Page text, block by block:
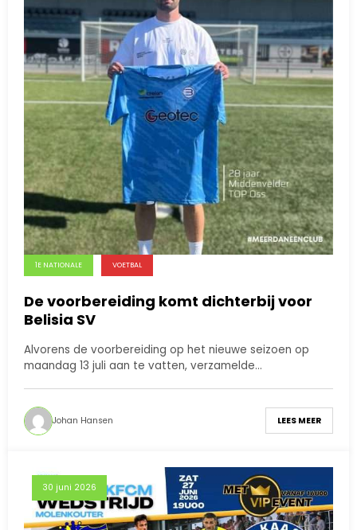
1E NATIONALE VOETBAL
De voorbereiding komt dichterbij voor
Belisia SV
Alvorens de voorbereiding op het nieuwe seizoen op
maandag 13 juli aan te vatten, verzamelde…
Johan Hansen LEES MEER
30 juni 2026